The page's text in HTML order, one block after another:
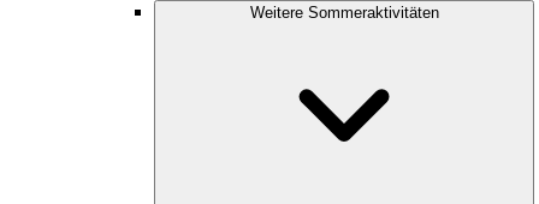
Weitere Sommeraktivitäten